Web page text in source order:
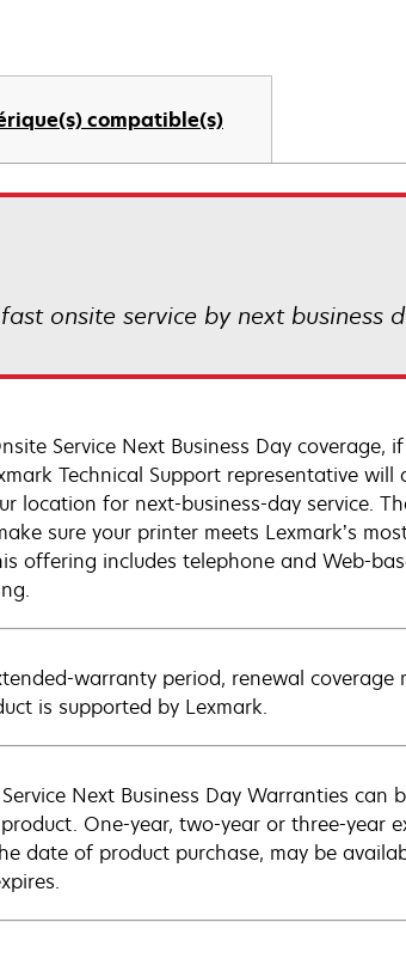
compatible(s)
onsite service by next business
Service Next Business Day coverage,
Technical Support representative
location for next-business-day service.
sure your printer meets Lexmark’s
offering includes telephone and Web-
warranty period, renewal
is supported by Lexmark.
Next Business Day Warranties
One-year, two-year or three-year
date of product purchase, may be